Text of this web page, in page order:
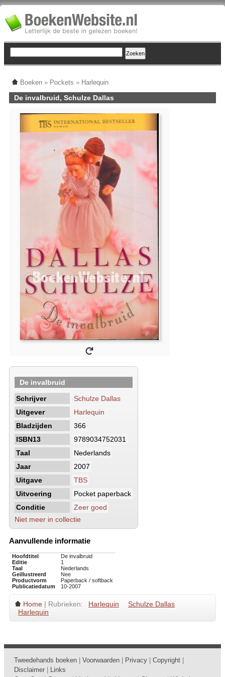
Boeken » Pockets » Harlequin
De invalbruid, Schulze Dallas
De invalbruid
Schrijver
Schulze Dallas
Uitgever
Harlequin
Bladzijden
366
ISBN13
9789034752031
Taal
Nederlands
Jaar
2007
Uitgave
TBS
Uitvoering
Pocket paperback
Conditie
Zeer goed
Niet meer in collectie
Aanvullende informatie
Hoofdtitel
De invalbruid
Editie
1
Taal
Nederlands
Geillustreerd
Nee
Productvorm
Paperback / softback
Publicatiedatum
10-2007
Home | Rubrieken: Harlequin
Schulze Dallas
Harlequin
Tweedehands boeken Voorwaarden Privacy Copyright
Disclaimer
Links